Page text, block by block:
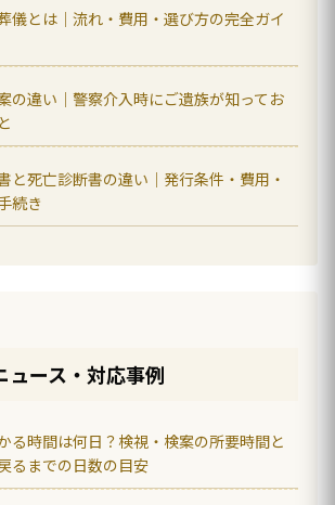
儀とは｜流れ・費用・選び方の完全ガイ
の違い｜警察介入時にご遺族が知ってお
と死亡診断書の違い｜発行条件・費用・
続き
ュース・対応事例
る時間は何日？検視・検案の所要時間と
るまでの日数の目安